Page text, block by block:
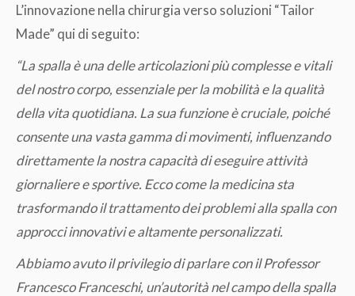
L’innovazione nella chirurgia verso soluzioni “Tailor
Made” qui di seguito:
“La spalla è una delle articolazioni più complesse e vitali
del nostro corpo, essenziale per la mobilità e la qualità
della vita quotidiana. La sua funzione è cruciale, poiché
consente una vasta gamma di movimenti, influenzando
direttamente la nostra capacità di eseguire attività
giornaliere e sportive. Ecco come la medicina sta
trasformando il trattamento dei problemi alla spalla con
approcci innovativi e altamente personalizzati.
Abbiamo avuto il privilegio di parlare con il Professor
Francesco Franceschi, un’autorità nel campo della spalla